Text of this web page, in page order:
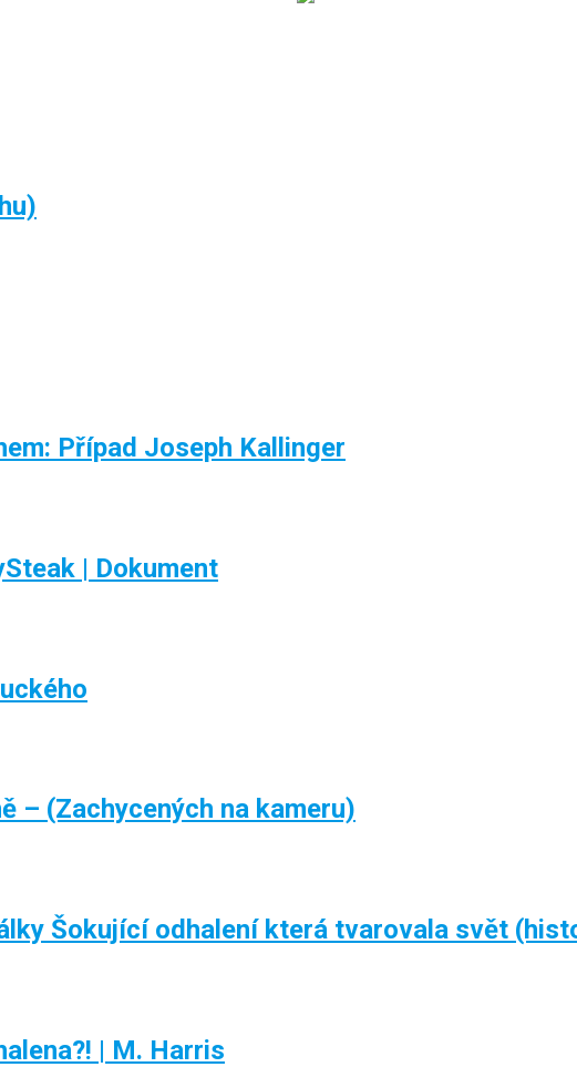
Případ Joseph Kallinger
| Dokument
– (Zachycených na kameru)
Šokující odhalení která tvarovala svět
| M. Harris